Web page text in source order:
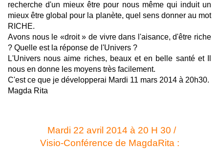
recherche d'un mieux être pour nous même qui induit un
mieux être global pour la planète, quel sens donner au mot
RICHE.
Avons nous le «droit » de vivre dans l'aisance, d'être riche
? Quelle est la réponse de l'Univers ?
L'Univers nous aime riches, beaux et en belle santé et Il
nous en donne les moyens très facilement.
C'est ce que je développerai Mardi 11 mars 2014 à 20h30.
Magda Rita
Mardi 22 avril 2014 à 20 H 30 /
Visio-Conférence de MagdaRita :